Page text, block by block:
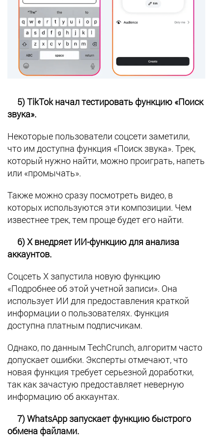
5) TikTok начал тестировать функцию «Поиск
звука».
Некоторые пользователи соцсети заметили,
что им доступна функция «Поиск звука». Трек,
который нужно найти, можно проиграть, напеть
или «промычать».
Также можно сразу посмотреть видео, в
которых используются эти композиции. Чем
известнее трек, тем проще будет его найти.
6) X внедряет ИИ-функцию для анализа
аккаунтов.
Соцсеть X запустила новую функцию
«Подробнее об этой учетной записи». Она
использует ИИ для предоставления краткой
информации о пользователях. Функция
доступна платным подписчикам.
Однако, по данным TechCrunch, алгоритм часто
допускает ошибки. Эксперты отмечают, что
новая функция требует серьезной доработки,
так как зачастую предоставляет неверную
информацию об аккаунтах.
7) WhatsApp запускает функцию быстрого
обмена файлами.